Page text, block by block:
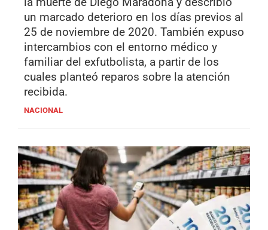
un marcado deterioro en los días previos al
25 de noviembre de 2020. También expuso
intercambios con el entorno médico y
familiar del exfutbolista, a partir de los
cuales planteó reparos sobre la atención
recibida.
NACIONAL